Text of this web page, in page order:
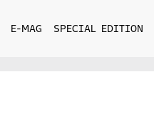
E-MAG SPECIAL EDITION